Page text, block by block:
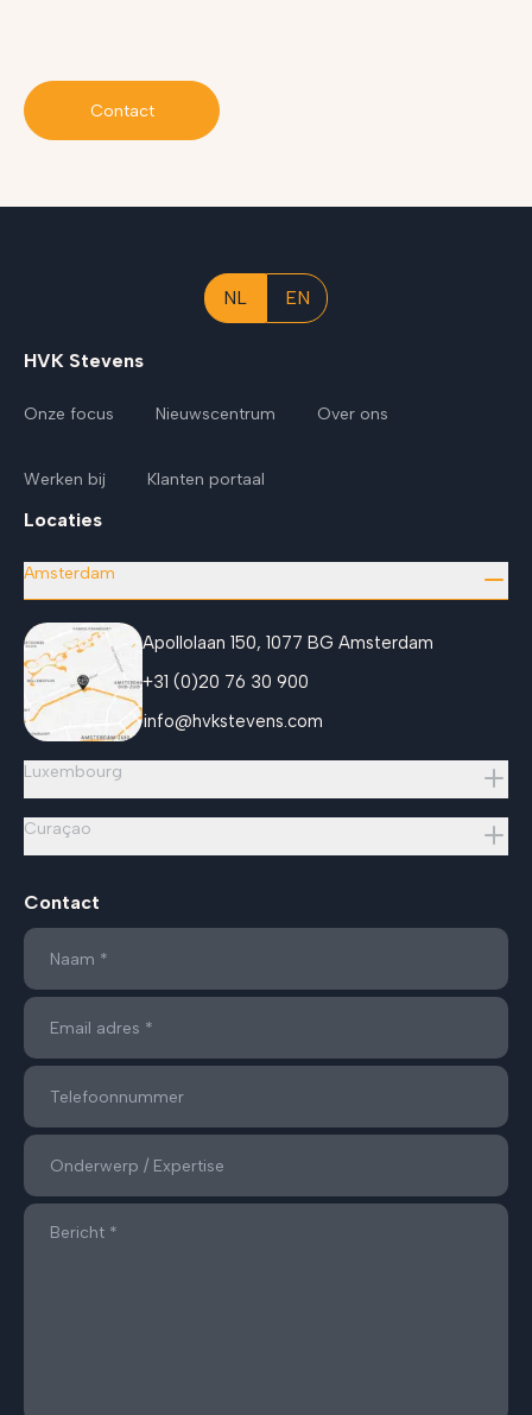
Contact
NL EN
HVK Stevens
Onze focus Nieuwscentrum Over ons
Werken bij Klanten portaal
Locaties
Amsterdam
Apollolaan 150, 1077 BG Amsterdam
+31 (0)20 76 30 900
info@hvkstevens.com
Luxembourg
Curaçao
Contact